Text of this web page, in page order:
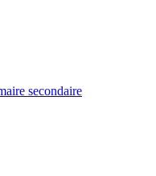
secondaire